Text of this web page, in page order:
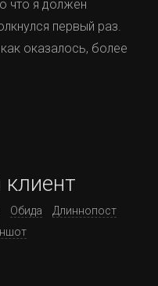
что я должен
первый раз.
оказалось, более
Обида
Длиннопост